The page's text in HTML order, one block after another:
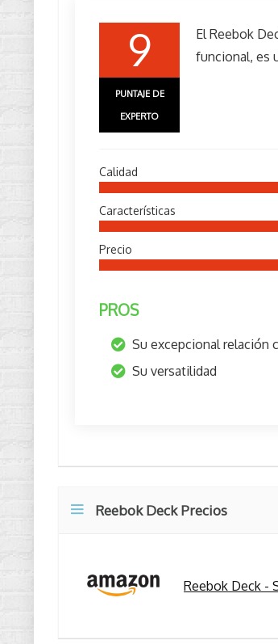
9
PUNTAJE DE
EXPERTO
El Reebok
funcional, es
Calidad
Características
Precio
PROS
Su excepcional relación
Su versatilidad
Reebok Deck Precios
Reebok Deck -